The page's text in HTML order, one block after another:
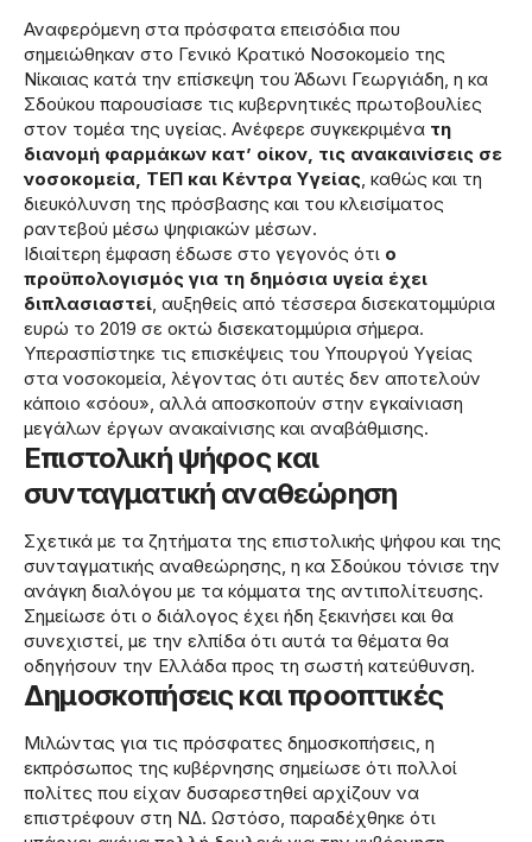
Αναφερόμενη στα πρόσφατα επεισόδια που
σημειώθηκαν στο Γενικό Κρατικό Νοσοκομείο της
Νίκαιας κατά την επίσκεψη του Άδωνι Γεωργιάδη, η κα
Σδούκου παρουσίασε τις κυβερνητικές πρωτοβουλίες
στον τομέα της υγείας. Ανέφερε συγκεκριμένα τη
διανομή φαρμάκων κατ’ οίκον, τις ανακαινίσεις σε
νοσοκομεία, ΤΕΠ και Κέντρα Υγείας , καθώς και τη
διευκόλυνση της πρόσβασης και του κλεισίματος
ραντεβού μέσω ψηφιακών μέσων.
Ιδιαίτερη έμφαση έδωσε στο γεγονός ότι ο
προϋπολογισμός για τη δημόσια υγεία έχει
διπλασιαστεί , αυξηθείς από τέσσερα δισεκατομμύρια
ευρώ το 2019 σε οκτώ δισεκατομμύρια σήμερα.
Υπερασπίστηκε τις επισκέψεις του Υπουργού Υγείας
στα νοσοκομεία, λέγοντας ότι αυτές δεν αποτελούν
κάποιο «σόου», αλλά αποσκοπούν στην εγκαίνιαση
μεγάλων έργων ανακαίνισης και αναβάθμισης.
Επιστολική ψήφος και
συνταγματική αναθεώρηση
Σχετικά με τα ζητήματα της επιστολικής ψήφου και της
συνταγματικής αναθεώρησης, η κα Σδούκου τόνισε την
ανάγκη διαλόγου με τα κόμματα της αντιπολίτευσης.
Σημείωσε ότι ο διάλογος έχει ήδη ξεκινήσει και θα
συνεχιστεί, με την ελπίδα ότι αυτά τα θέματα θα
οδηγήσουν την Ελλάδα προς τη σωστή κατεύθυνση.
Δημοσκοπήσεις και προοπτικές
Μιλώντας για τις πρόσφατες δημοσκοπήσεις, η
εκπρόσωπος της κυβέρνησης σημείωσε ότι πολλοί
πολίτες που είχαν δυσαρεστηθεί αρχίζουν να
επιστρέφουν στη ΝΔ. Ωστόσο, παραδέχθηκε ότι